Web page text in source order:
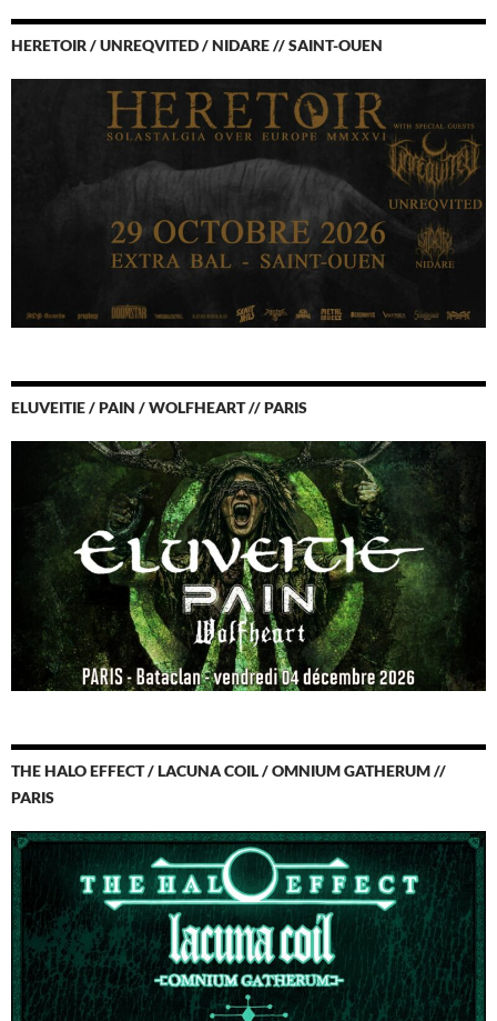
HERETOIR / UNREQVITED / NIDARE // SAINT-OUEN
ELUVEITIE / PAIN / WOLFHEART // PARIS
THE HALO EFFECT / LACUNA COIL / OMNIUM GATHERUM //
PARIS